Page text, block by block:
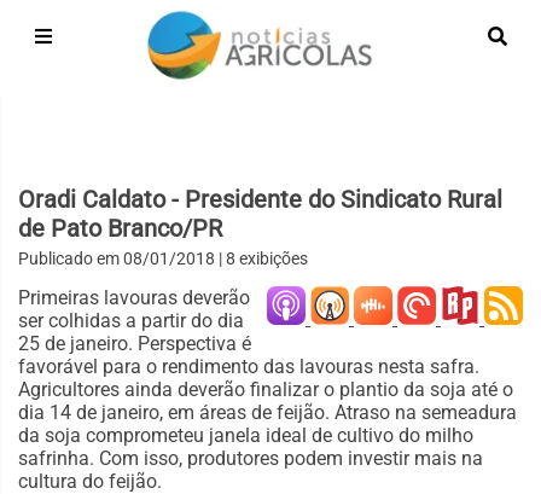
Oradi Caldato - Presidente do Sindicato Rural
de Pato Branco/PR
Publicado em08/01/2018 | 8 exibições
Primeiras lavouras deverão
ser colhidas a partir do dia
25 de janeiro. Perspectiva é
favorável para o rendimento das lavouras nesta safra.
Agricultores ainda deverão finalizar o plantio da soja até o
dia 14 de janeiro, em áreas de feijão. Atraso na semeadura
da soja comprometeu janela ideal de cultivo do milho
safrinha. Com isso, produtores podem investir mais na
cultura do feijão.